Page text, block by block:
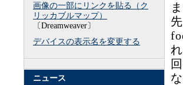
画像の一部にリンクを貼る（ク
リッカブルマップ）
〔Dreamweaver〕
デバイスの表示名を変更する
ニュース